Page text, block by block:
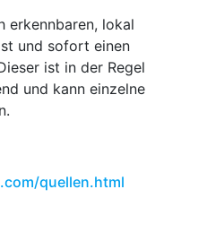
erkennbaren, lokal
und sofort einen
ist in der Regel
und kann einzelne
quellen.html